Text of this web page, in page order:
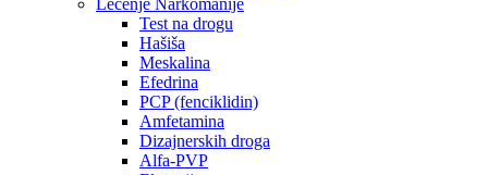
Lečenje Narkomanije
Test na drogu
Hašiša
Meskalina
Efedrina
PCP (fenciklidin)
Amfetamina
Dizajnerskih droga
Alfa-PVP